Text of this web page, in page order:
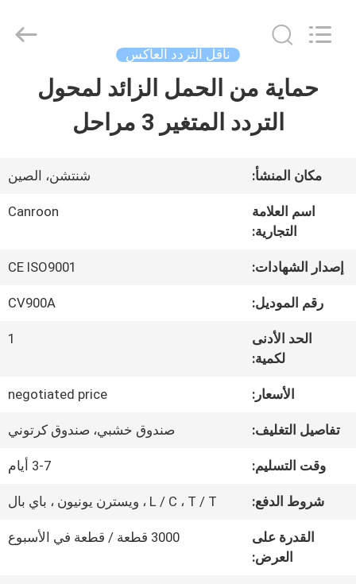
منزل
حول
جولة
ضبط
الجودة
اتصل
Electrical
Appliances
ناقل التردد العاكس
حماية من الحمل الزائد لمحول
التردد المتغير 3 مراحل
مكان المنشأ: شنتشن، الصين
اسم العلامة
التجارية:
Canroon
إصدار الشهادات: CE ISO9001
رقم الموديل: CV900A
الحد الأدنى
لكمية:
1
الأسعار: negotiated price
تفاصيل التغليف: صندوق خشبي، صندوق كرتوني
وقت التسليم: 3-7 أيام
شروط الدفع: L / C ، T / T ، ويسترن يونيون ، باي بال
القدرة على
العرض:
3000 قطعة / قطعة في الأسبوع